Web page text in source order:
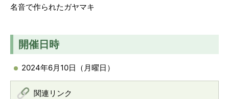
名音で作られたガヤマキ
開催日時
2024年6月10日（月曜日）
関連リンク